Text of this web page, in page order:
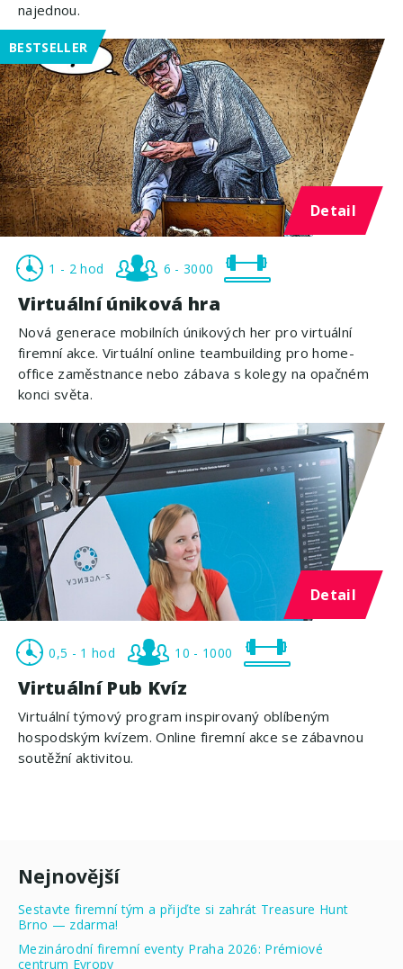
najednou.
BESTSELLER
Detail
1 - 2 hod 6 - 3000
Virtuální úniková hra
Nová generace mobilních únikových her pro virtuální
firemní akce. Virtuální online teambuilding pro home-
office zaměstnance nebo zábava s kolegy na opačném
konci světa.
Detail
0,5 - 1 hod 10 - 1000
Virtuální Pub Kvíz
Virtuální týmový program inspirovaný oblíbeným
hospodským kvízem. Online firemní akce se zábavnou
soutěžní aktivitou.
Nejnovější
Sestavte firemní tým a přijďte si zahrát Treasure Hunt
Brno — zdarma!
Mezinárodní firemní eventy Praha 2026: Prémiové
centrum Evropy